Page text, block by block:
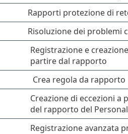
Rapporti protezione di
Risoluzione dei problemi
Registrazione e
partire dal rapporto
Crea regola da rapporto
Creazione di eccezioni a
del rapporto del
Registrazione avanzata